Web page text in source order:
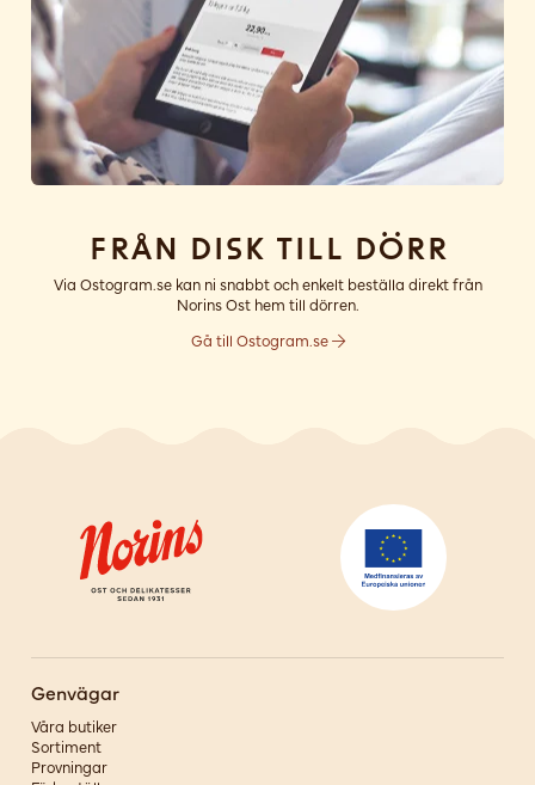
Från disk till dörr
Via Ostogram.se kan ni snabbt och enkelt beställa direkt från
Norins Ost hem till dörren.
Gå till Ostogram.se
Genvägar
Våra butiker
Sortiment
Provningar